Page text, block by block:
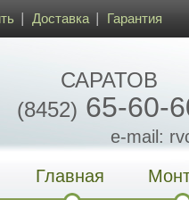
Доставка Гарантия
САРАТОВ
(8452) 65-60-
e-mail:
Главная